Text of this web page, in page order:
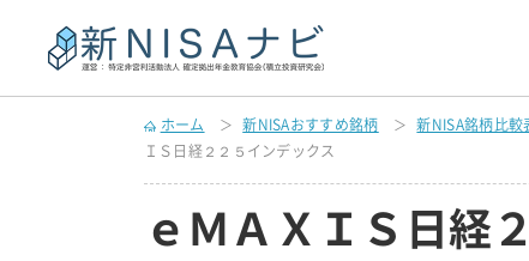
ホーム 新NISAおすすめ銘柄 新NISA銘柄比較
ＩＳ日経２２５インデックス
ｅＭＡＸＩＳ日経